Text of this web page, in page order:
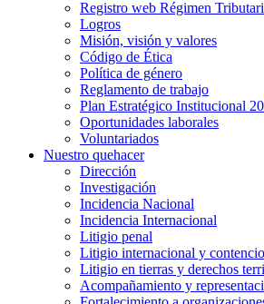
Registro web Régimen
Logros
Misión, visión y valores
Código de Ética
Política de género
Reglamento de trabajo
Plan Estratégico Institucional
Oportunidades laborales
Voluntariados
Nuestro quehacer
Dirección
Investigación
Incidencia Nacional
Incidencia Internacional
Litigio penal
Litigio internacional y
Litigio en tierras y derechos
Acompañamiento y